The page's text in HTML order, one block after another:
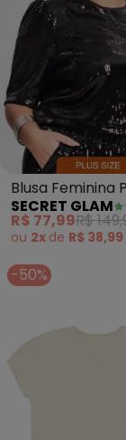
Blusa Feminina
em Paetê
SECRET GLAM
R$ 77,99R$
ou 2x de R$ 38,99
-50%